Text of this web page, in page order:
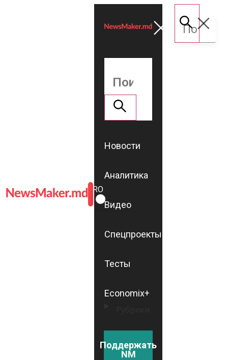
ROMÂNĂ
RU
Новости
Аналитика
Видео
Спецпроекты
Тесты
Economix+
Поддержать
NM